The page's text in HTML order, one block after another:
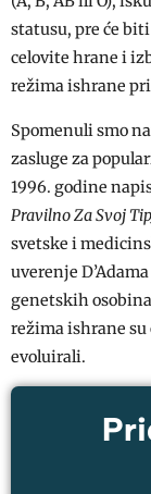
statusu, pre će
celovite hrane i
režima ishrane
Spomenuli smo
zasluge za
1996. godine
Pravilno Za Svoj
svetske i
uverenje
genetskih
režima ishrane
evoluirali.